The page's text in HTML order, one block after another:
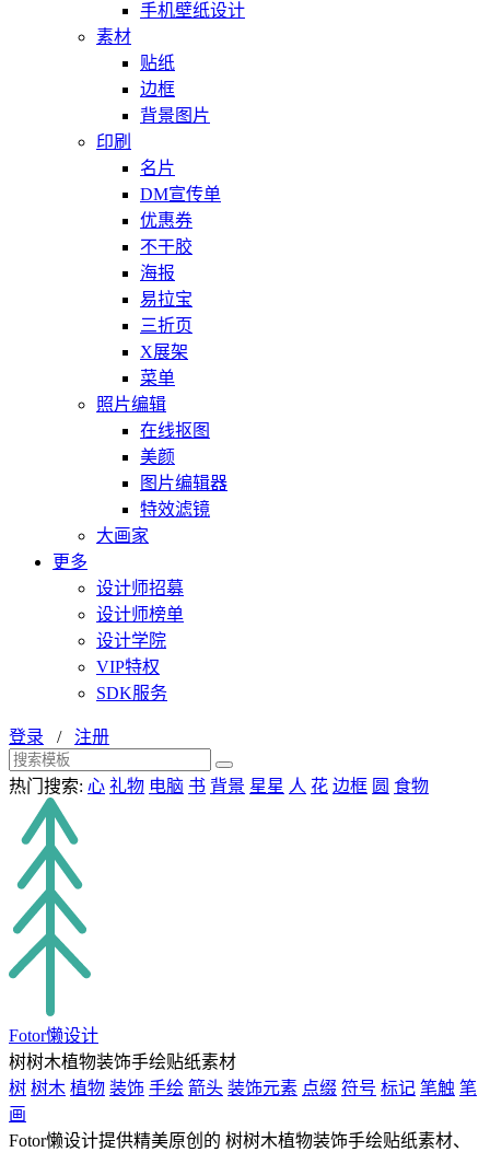
手机壁纸设计
素材
贴纸
边框
背景图片
印刷
名片
DM宣传单
优惠券
不干胶
海报
易拉宝
三折页
X展架
菜单
照片编辑
在线抠图
美颜
图片编辑器
特效滤镜
大画家
更多
设计师招募
设计师榜单
设计学院
VIP特权
SDK服务
登录 / 注册
热门搜索: 心 礼物 电脑 书 背景 星星 人 花 边框 圆 食物
Fotor懒设计
树树木植物装饰手绘贴纸素材
树 树木 植物 装饰 手绘 箭头 装饰元素 点缀 符号 标记 笔触 笔
画
Fotor懒设计提供精美原创的 树树木植物装饰手绘贴纸素材、